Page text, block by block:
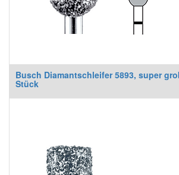
Busch Diamantschleifer 5893, super
Stück